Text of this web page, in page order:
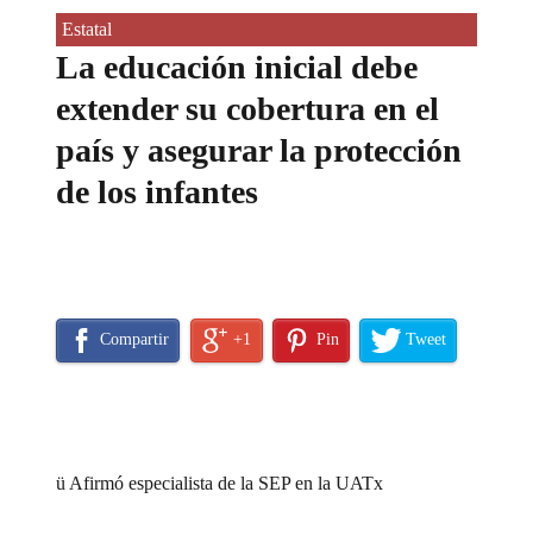
Estatal
La educación inicial debe
extender su cobertura en el
país y asegurar la protección
de los infantes
Compartir +1 Pin Tweet
ü Afirmó especialista de la SEP en la UATx